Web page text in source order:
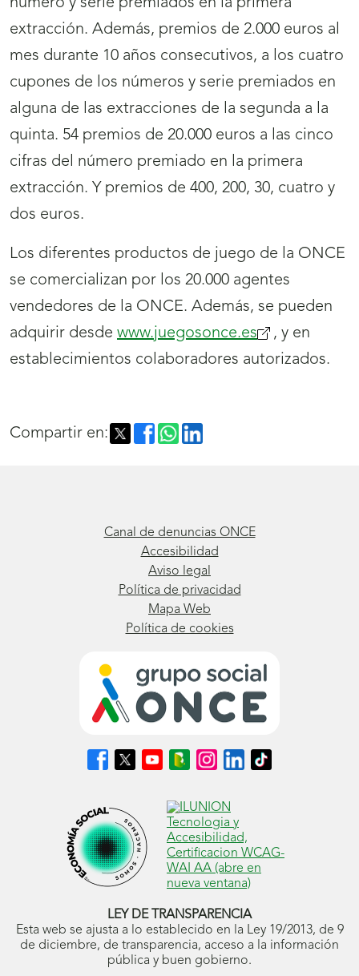
número y serie premiados en la primera
extracción. Además, premios de 2.000 euros al
mes durante 10 años consecutivos, a los cuatro
cupones de los números y serie premiados en
alguna de las extracciones de la segunda a la
quinta. 54 premios de 20.000 euros a las cinco
cifras del número premiado en la primera
extracción. Y premios de 400, 200, 30, cuatro y
dos euros.
Los diferentes productos de juego de la ONCE
se comercializan por los 20.000 agentes
vendedores de la ONCE. Además, se pueden
adquirir desde www.juegosonce.es
, y en
establecimientos colaboradores autorizados.
Compartir en:
Canal de denuncias ONCE
Accesibilidad
Aviso legal
Política de privacidad
Mapa Web
Política de cookies
Síguenos
en
abrirá
en
ventana
nueva)
Síguenos
en
abrirá
en
ventana
nueva)
Síguenos
en
abrirá
en
ventana
nueva)
Síguenos
en
Blog
ONCE
(se
abrirá
en
ventana
nueva)
Síguenos
en
(se
abrirá
en
ventana
nueva)
Síguenos
en
(se
abrirá
en
ventana
nueva)
Síguenos
en
ventana
nueva)
LEY DE TRANSPARENCIA
Esta web se ajusta a lo establecido en la Ley 19/2013, de 9
de diciembre, de transparencia, acceso a la información
pública y buen gobierno.